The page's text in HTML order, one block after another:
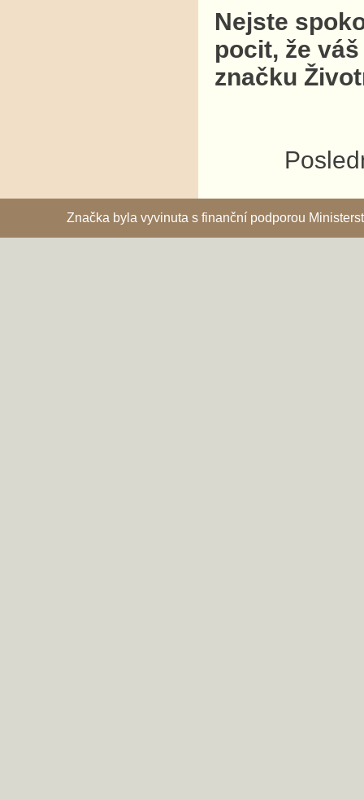
Nejste
pocit, že
značku
Značka byla vyvinuta s finanční podporou